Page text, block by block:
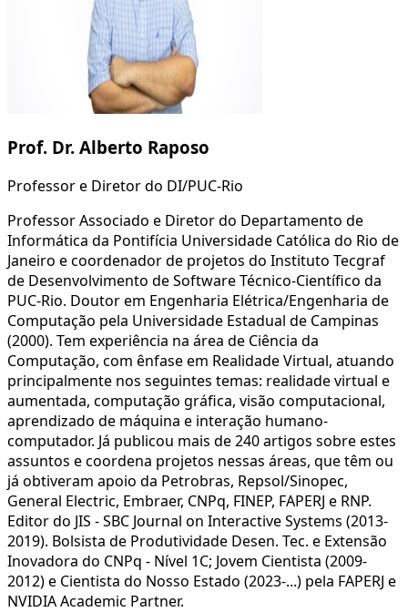
Prof. Dr. Alberto Raposo
Professor e Diretor do DI/PUC-Rio
Professor Associado e Diretor do Departamento de
Informática da Pontifícia Universidade Católica do Rio de
Janeiro e coordenador de projetos do Instituto Tecgraf
de Desenvolvimento de Software Técnico-Científico da
PUC-Rio. Doutor em Engenharia Elétrica/Engenharia de
Computação pela Universidade Estadual de Campinas
(2000). Tem experiência na área de Ciência da
Computação, com ênfase em Realidade Virtual, atuando
principalmente nos seguintes temas: realidade virtual e
aumentada, computação gráfica, visão computacional,
aprendizado de máquina e interação humano-
computador. Já publicou mais de 240 artigos sobre estes
assuntos e coordena projetos nessas áreas, que têm ou
já obtiveram apoio da Petrobras, Repsol/Sinopec,
General Electric, Embraer, CNPq, FINEP, FAPERJ e RNP.
Editor do JIS - SBC Journal on Interactive Systems (2013-
2019). Bolsista de Produtividade Desen. Tec. e Extensão
Inovadora do CNPq - Nível 1C; Jovem Cientista (2009-
2012) e Cientista do Nosso Estado (2023-...) pela FAPERJ e
NVIDIA Academic Partner.